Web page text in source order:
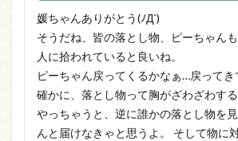
媛ちゃんありがとう(ﾉД`)
そうだね、皆の落とし物、ピーちゃん
人に拾われていると良いね。
ピーちゃん戻ってくるかなぁ…戻ってき
確かに、落とし物って胸がざわざわす
やっちゃうと、逆に誰かの落とし物を
んと届けなきゃと思うよ。 そして物に